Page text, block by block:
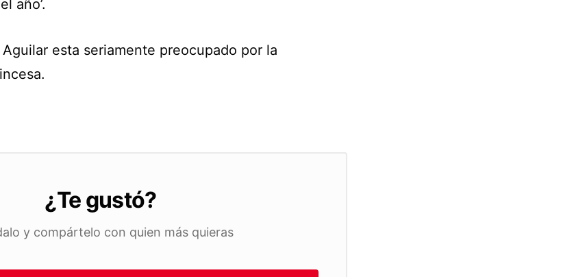
año’.
esta seriamente preocupado por la
¿Te gustó?
y compártelo con quien más quieras